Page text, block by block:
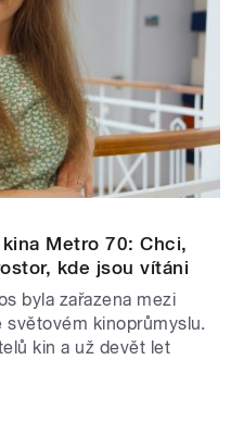
Metro 70: Chci,
kde jsou vítáni
byla zařazena mezi
světovém kinoprůmyslu.
kin a už devět let